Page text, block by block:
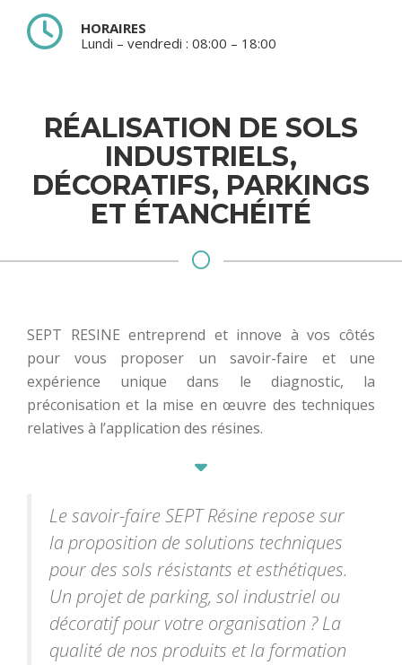
HORAIRES
Lundi – vendredi : 08:00 – 18:00
RÉALISATION DE SOLS
INDUSTRIELS,
DÉCORATIFS, PARKINGS
ET ÉTANCHÉITÉ
SEPT RESINE entreprend et innove à vos côtés
pour vous proposer un savoir-faire et une
expérience unique dans le diagnostic, la
préconisation et la mise en œuvre des techniques
relatives à l’application des résines.
Le savoir-faire SEPT Résine repose sur
la proposition de solutions techniques
pour des sols résistants et esthétiques.
Un projet de parking, sol industriel ou
décoratif pour votre organisation ? La
qualité de nos produits et la formation